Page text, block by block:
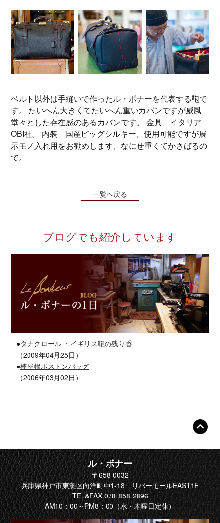
ベルト以外は手縫いで作ったル・ボナーを代表する鞄で
す。 たいへん大きくてたいへん重いカバンですが威風
堂々とした存在感のあるカバンです。 金具 イタリア
OBI社。 内装 国産ピッグシルキー。使用可能ですが展
示モノ入れ用をお勧めします、なにせ重くてかさばるの
で。
一覧へ戻る
ブログでも紹介しています
ル・ボナー
〒658-0032
兵庫県神戸市東灘区向洋町中1-18 リバーモールEAST1F
TEL&FAX 078-858-2896
AM10：00～PM8：00（水・木曜日定休）